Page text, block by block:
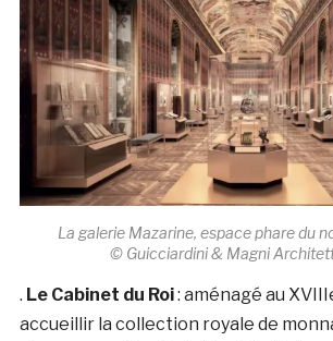
La galerie Mazarine, espace phare du
© Guicciardini & Magni
. Le Cabinet du Roi: aménagé au
accueillir la collection royale de